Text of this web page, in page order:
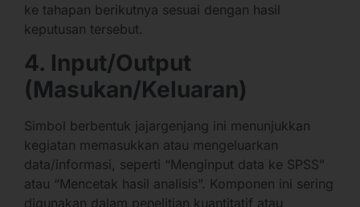
ke tahapan berikutnya sesuai dengan hasil
keputusan tersebut.
4. Input/Output
(Masukan/Keluaran)
Simbol berbentuk jajargenjang ini menunjukkan
kegiatan memasukkan atau mengeluarkan
data/informasi, seperti “Menginput data ke SPSS”
atau “Mencetak hasil analisis”. Komponen ini sering
digunakan dalam penelitian kuantitatif atau